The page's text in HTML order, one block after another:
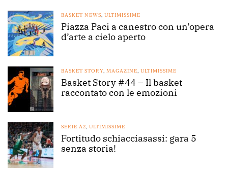
BASKET NEWS, ULTIMISSIME
Piazza Paci a canestro con un’opera
d’arte a cielo aperto
BASKET STORY, MAGAZINE, ULTIMISSIME
Basket Story #44 – Il basket
raccontato con le emozioni
SERIE A2, ULTIMISSIME
Fortitudo schiacciasassi: gara 5
senza storia!